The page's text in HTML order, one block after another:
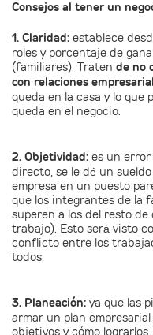
Consejos al tener un
1. Claridad: establece
roles y porcentaje de
(familiares). Traten de no
con relaciones
queda en la casa y lo que
queda en el negocio.
2. Objetividad: es un error
directo, se le dé un
empresa en un puesto
que los integrantes de la
superen a los del resto
trabajo). Esto será visto
conflicto entre los
todos.
3. Planeación: ya que las
armar un plan
objetivos y cómo